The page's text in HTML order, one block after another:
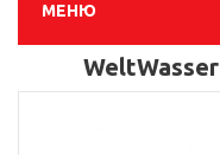
МЕНЮ